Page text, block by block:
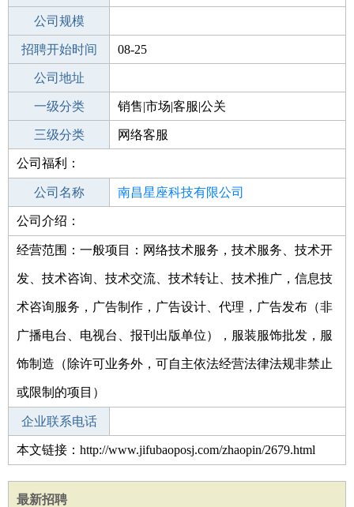
工作地点
公司规模
公司电话
招聘开始时间 08-25
招聘结束时间
公司地址
一级分类 销售|市场|客服|公关
二级分类 客服
三级分类 网络客服
其他行业
公司福利：
公司名称 南昌星座科技有限公司
公司类型
公司介绍：
经营范围：一般项目：网络技术服务，技术服务、技术开
发、技术咨询、技术交流、技术转让、技术推广，信息技
术咨询服务，广告制作，广告设计、代理，广告发布（非
广播电台、电视台、报刊出版单位），服装服饰批发，服
饰制造（除许可业务外，可自主依法经营法律法规非禁止
或限制的项目）
企业联系电话
本文链接：http://www.jifubaoposj.com/zhaopin/2679.html
最新招聘